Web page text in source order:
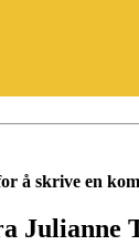
å skrive en
Julianne